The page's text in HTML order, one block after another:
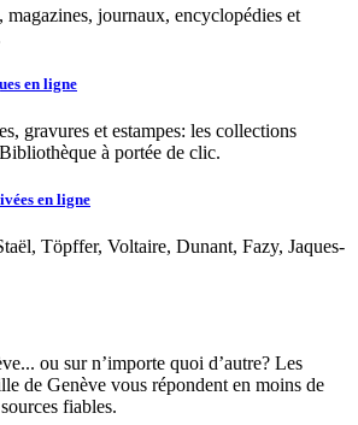
magazines, journaux, encyclopédies et
en ligne
gravures et estampes: les collections
à portée de clic.
en ligne
Töpffer, Voltaire, Dunant, Fazy, Jaques-
ou sur n’importe quoi d’autre? Les
de Genève vous répondent en moins de
fiables.